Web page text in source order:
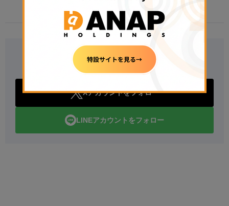
Follow Us
Xアカウントをフォロー
LINEアカウントをフォロー